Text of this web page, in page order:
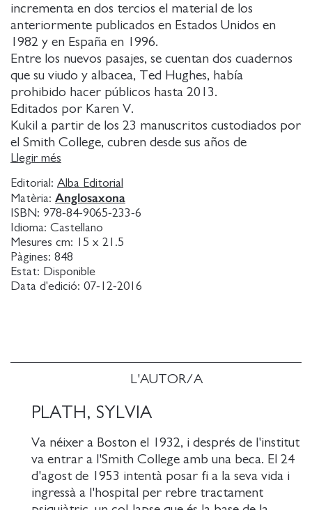
L'AUTOR/A
PLATH, SYLVIA
Va néixer a Boston el 1932, i després de l'institut
va entrar a l'Smith College amb una beca. El 24
d'agost de 1953 intentà posar fi a la seva vida i
ingressà a l'hospital per rebre tractament
incrementa en dos tercios el material de los
anteriormente publicados en Estados Unidos en
1982 y en España en 1996.
Entre los nuevos pasajes, se cuentan dos cuadernos
que su viudo y albacea, Ted Hughes, había
prohibido hacer públicos hasta 2013.
Editados por Karen V.
Kukil a partir de los 23 manuscritos custodiados por
el Smith College, cubren desde sus años de
estudiante universitaria hasta 1962, un año antes de
su muerte, incluyen algunos dibujos y poesías, y son
en conjunto el documento definitivo sobre la vida y
obra de una de las poetas icónicas del siglo XX.
Plath, apenas con 18 años, creía, como leemos ya
en las primeras páginas, que, al convertir en
escritura una parte de mi vida, mis emociones, mis
sentimientos más íntimos, la estoy justificando ;
pero esta idea de que escribir la vida es un
provinciano y eso es lo que me resulta muy difícil de
solo retratan una intimidad personal siempre en
una valiosísima reflexión sobre el arte, el sentido, las
satisfacciones y las trampas de escribir.
Llegir més
Editorial: Alba Editorial
Matèria: Anglosaxona
ISBN: 978-84-9065-233-6
Idioma: Castellano
Mesures cm:
15 x 21.5
Pàgines: 848
Estat: Disponible
Data d'edició: 07-12-2016